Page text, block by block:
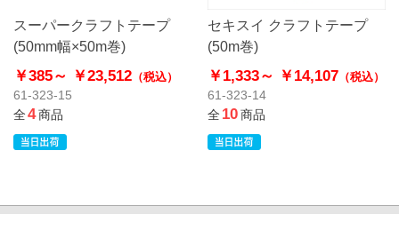
スーパークラフトテープ
(50mm幅×50m巻)
￥385～ ￥23,512 （税込）
61-323-15
全4商品
セキスイ クラフトテープ
(50m巻)
￥1,333～ ￥14,107（税込）
61-323-14
全10商品